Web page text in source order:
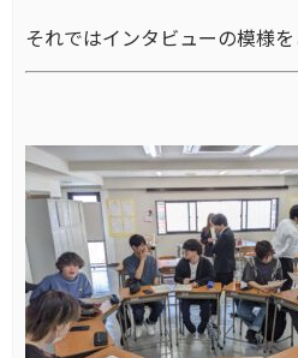
それではインタビューの模様を